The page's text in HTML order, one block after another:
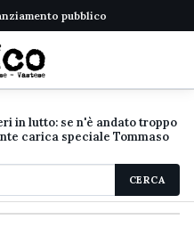
pubblico
in lutto: se n'è andato troppo
carica speciale Tommaso
CERCA